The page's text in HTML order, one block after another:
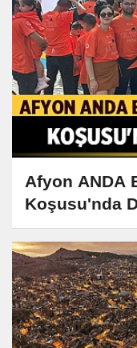
Afyon ANDA
Koşusu'nda